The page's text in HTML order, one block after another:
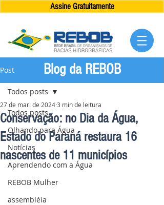
Assine Gratuitamente
Post
Todos posts
Olhando para Água
Notícias
Aprendendo com a Água
REBOB Mulher
assembléia
Todos posts
Conservação: no Dia da Água,
Estado do Paraná restaura 16
nascentes de 11 municípios
27 de mar. de 20243 min de leitura
Blog da REBOB